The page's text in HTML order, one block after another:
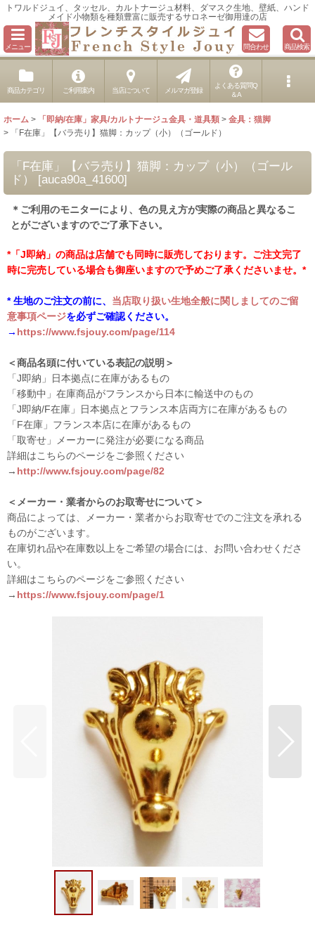
トワルドジュイ、タッセル、カルトナージュ材料、ダマスク生地、壁紙、ハンド
メイド小物類を種類豊富に販売するサロネーゼ御用達の店
メニュー 問合わせ 商品検索
商品カテゴリ ご利用案内 当店について メルマガ登録
よくある質問Q
＆A
ホーム > 「即納/在庫」家具/カルトナージュ金具・道具類 > 金具：猫脚
>
「F在庫」【バラ売り】猫脚：カップ（小）（ゴールド）
「F在庫」【バラ売り】猫脚：カップ（小）（ゴール
ド）
[auca90a_41600]
＊ご利用のモニターにより、色の見え方が実際の商品と異なるこ
とがございますのでご了承下さい。
*「J即納」の商品は店舗でも同時に販売しております。ご注文完了
時に完売している場合も御座いますので予めご了承くださいませ。*
* 生地のご注文の前に、 当店取り扱い生地全般に関しましてのご留
意事項ページを必ずご確認ください。
→ https://www.fsjouy.com/page/114
＜商品名頭に付いている表記の説明＞
「J即納」日本拠点に在庫があるもの
「移動中」在庫商品がフランスから日本に輸送中のもの
「J即納/F在庫」日本拠点とフランス本店両方に在庫があるもの
「F在庫」フランス本店に在庫があるもの
「取寄せ」メーカーに発注が必要になる商品
詳細はこちらのページをご参照ください
→ http://www.fsjouy.com/page/82
＜メーカー・業者からのお取寄せについて＞
商品によっては、メーカー・業者からお取寄せでのご注文を承れる
ものがございます。
在庫切れ品や在庫数以上をご希望の場合には、お問い合わせくださ
い。
詳細はこちらのページをご参照ください
→ https://www.fsjouy.com/page/1